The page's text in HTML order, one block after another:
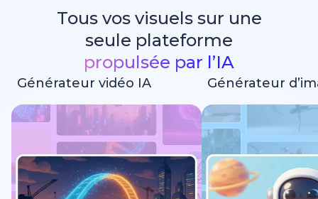
Tous vos visuels sur une
seule plateforme
propulsée par l’IA
Générateur vidéo IA Générateur